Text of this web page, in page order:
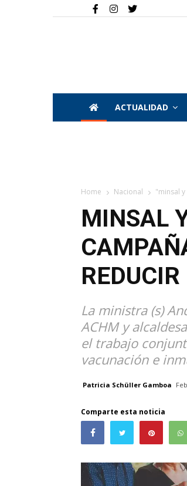
ACTUALIDAD
Home Nacional "minsal
MINSAL
La ministra (s)
ACHM y
el trabajo
vacunación e
Patricia Schüller Gamboa
Comparte esta noticia